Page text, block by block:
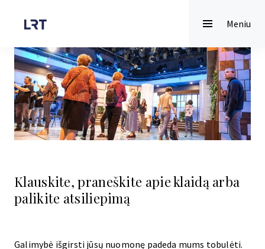
Meniu
Klauskite, praneškite apie klaidą arba
palikite atsiliepimą
Galimybė išgirsti jūsų nuomonę padeda mums tobulėti.